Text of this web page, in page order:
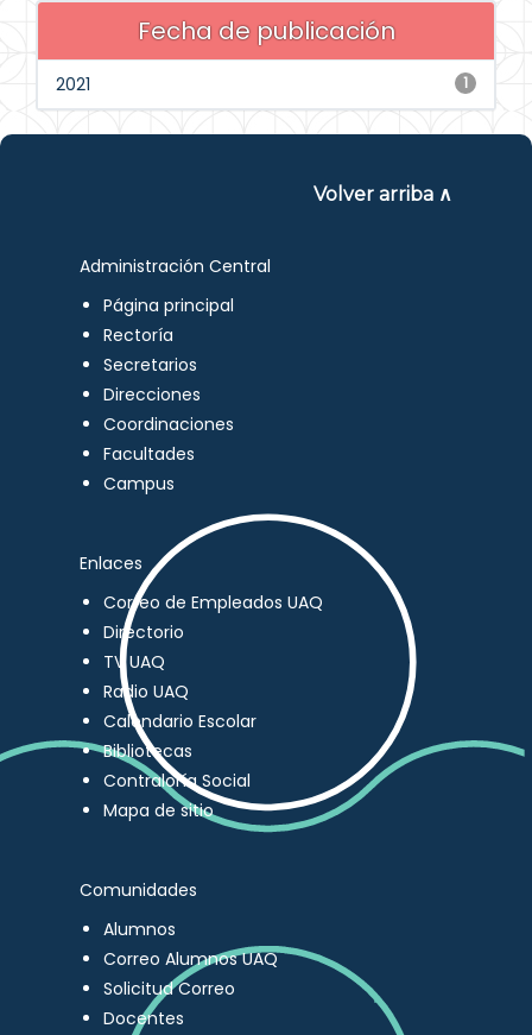
Fecha de publicación
1
2021
Volver arriba ∧
Administración Central
Página principal
Rectoría
Secretarios
Direcciones
Coordinaciones
Facultades
Campus
Enlaces
Correo de Empleados UAQ
Directorio
TV UAQ
Radio UAQ
Calendario Escolar
Bibliotecas
Contraloría Social
Mapa de sitio
Comunidades
Alumnos
Correo Alumnos UAQ
Solicitud Correo
Docentes